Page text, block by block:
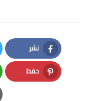
نشر
Facebook
حفظ
Pinterest